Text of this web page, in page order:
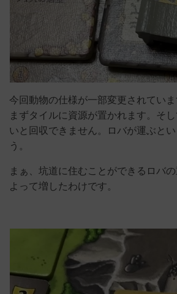
今回動物の仕様が一部変更されてい
まずタイルに資源が置かれます。そ
いと回収できません。ロバが運ぶと
う。
まぁ、坑道に住むことができるロバ
よって増したわけです。